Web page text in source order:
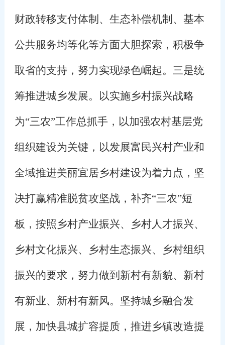
财政转移支付体制、生态补偿机制、基本
公共服务均等化等方面大胆探索，积极争
取省的支持，努力实现绿色崛起。三是统
筹推进城乡发展。以实施乡村振兴战略
为“三农”工作总抓手，以加强农村基层党
组织建设为关键，以发展富民兴村产业和
全域推进美丽宜居乡村建设为着力点，坚
决打赢精准脱贫攻坚战，补齐“三农”短
板，按照乡村产业振兴、乡村人才振兴、
乡村文化振兴、乡村生态振兴、乡村组织
振兴的要求，努力做到新村有新貌、新村
有新业、新村有新风。坚持城乡融合发
展，加快县城扩容提质，推进乡镇改造提